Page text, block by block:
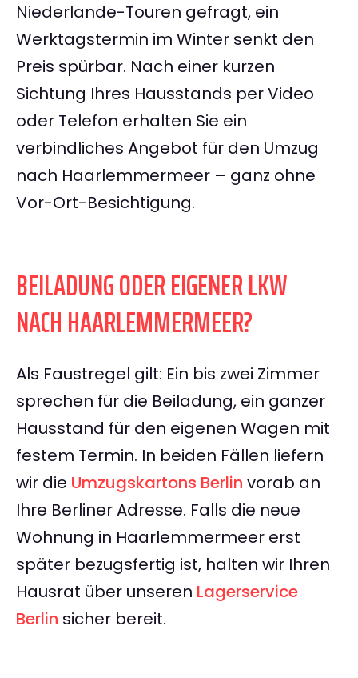
Niederlande-Touren gefragt, ein
Werktagstermin im Winter senkt den
Preis spürbar. Nach einer kurzen
Sichtung Ihres Hausstands per Video
oder Telefon erhalten Sie ein
verbindliches Angebot für den Umzug
nach Haarlemmermeer – ganz ohne
Vor-Ort-Besichtigung.
BEILADUNG ODER EIGENER LKW
NACH HAARLEMMERMEER?
Als Faustregel gilt: Ein bis zwei Zimmer
sprechen für die Beiladung, ein ganzer
Hausstand für den eigenen Wagen mit
festem Termin. In beiden Fällen liefern
wir die Umzugskartons Berlin vorab an
Ihre Berliner Adresse. Falls die neue
Wohnung in Haarlemmermeer erst
später bezugsfertig ist, halten wir Ihren
Hausrat über unseren Lagerservice
Berlin sicher bereit.